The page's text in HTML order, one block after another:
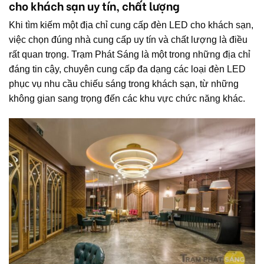
cho khách sạn uy tín, chất lượng
Khi tìm kiếm một địa chỉ cung cấp đèn LED cho khách sạn,
việc chọn đúng nhà cung cấp uy tín và chất lượng là điều
rất quan trọng. Trạm Phát Sáng là một trong những địa chỉ
đáng tin cậy, chuyên cung cấp đa dạng các loại đèn LED
phục vụ nhu cầu chiếu sáng trong khách sạn, từ những
không gian sang trọng đến các khu vực chức năng khác.